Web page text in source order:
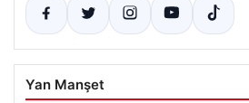
Yan Manşet